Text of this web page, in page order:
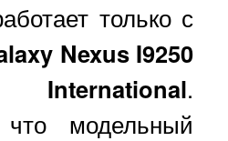
только с
Nexus I9250
International.
что модельный